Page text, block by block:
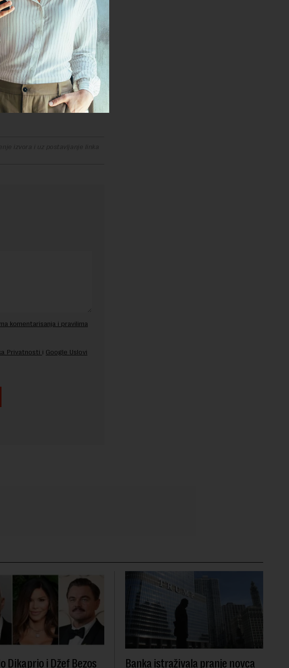
rast u Danskoj, a jedini
veka povećalo se
Rumunije, koja je
su na Malti sa 7,6
najmanja povećanja u
izvora i uz postavljanje linka
komentarisanja i pravilima
Privatnosti i Google Uslovi
Dikaprio i Džef Bezos Banka istraživala pranje novca